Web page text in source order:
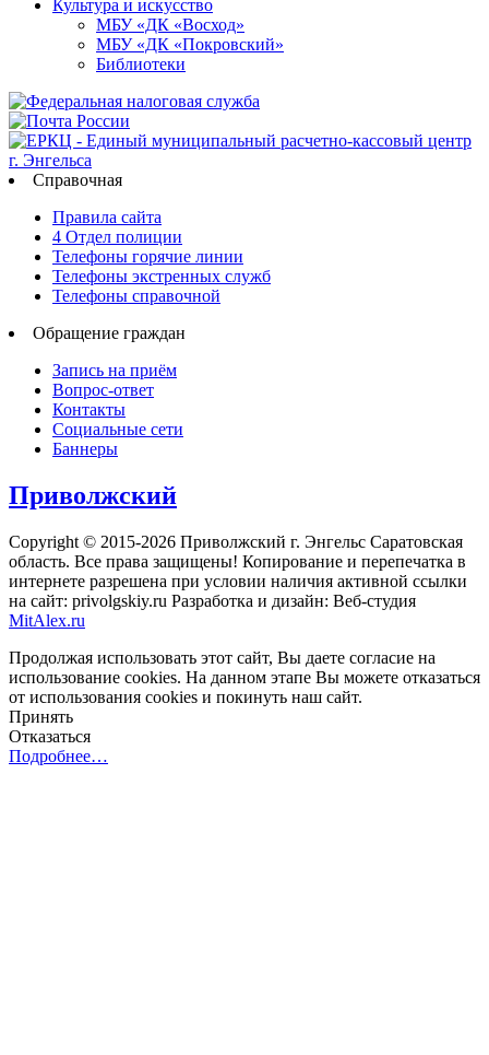
Культура и искусство
МБУ «ДК «Восход»
МБУ «ДК «Покровский»
Библиотеки
Справочная
Правила сайта
4 Отдел полиции
Телефоны горячие линии
Телефоны экстренных служб
Телефоны справочной
Обращение граждан
Запись на приём
Вопрос-ответ
Контакты
Социальные сети
Баннеры
Приволжский
Copyright © 2015-2026 Приволжский г. Энгельс Саратовская
область. Все права защищены! Копирование и перепечатка в
интернете разрешена при условии наличия активной ссылки
на сайт: privolgskiy.ru Разработка и дизайн: Веб-студия
MitAlex.ru
Продолжая использовать этот сайт, Вы даете согласие на
использование cookies. На данном этапе Вы можете отказаться
от использования cookies и покинуть наш сайт.
Принять
Отказаться
Подробнее…